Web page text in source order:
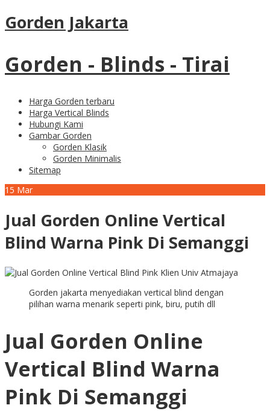
Gorden Jakarta
Gorden - Blinds - Tirai
Harga Gorden terbaru
Harga Vertical Blinds
Hubungi Kami
Gambar Gorden
Gorden Klasik
Gorden Minimalis
Sitemap
15 Mar
Jual Gorden Online Vertical
Blind Warna Pink Di Semanggi
Gorden jakarta menyediakan vertical blind dengan
pilihan warna menarik seperti pink, biru, putih dll
Jual Gorden Online
Vertical Blind Warna
Pink Di Semanggi